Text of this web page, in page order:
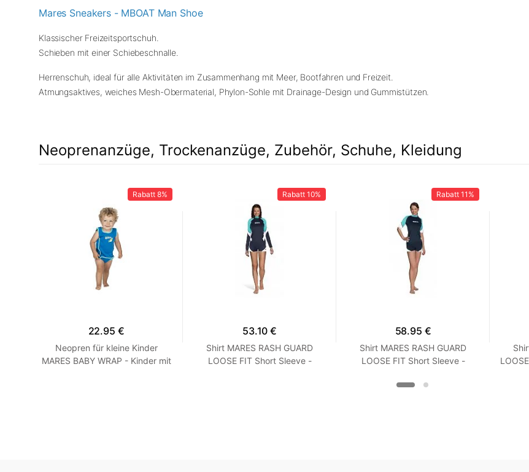
Mares Sneakers - MBOAT Man Shoe
Klassischer Freizeitsportschuh.
Schieben mit einer Schiebeschnalle.
Herrenschuh, ideal für alle Aktivitäten im Zusammenhang mit Meer, Bootfahren und Freizeit.
Atmungsaktives, weiches Mesh-Obermaterial, Phylon-Sohle mit Drainage-Design und Gummistützen.
Neoprenanzüge, Trockenanzüge, Zubehör, Schuhe, Kleidung
Rabatt 8%
22.95 €
Neopren für kleine Kinder
MARES BABY WRAP - Kinder mit
Rabatt 10%
53.10 €
Shirt MARES RASH GUARD
LOOSE FIT Short Sleeve -
Rabatt 11%
58.95 €
Shirt MARES RASH GUARD
LOOSE FIT Short Sleeve -
XXS Turquoise